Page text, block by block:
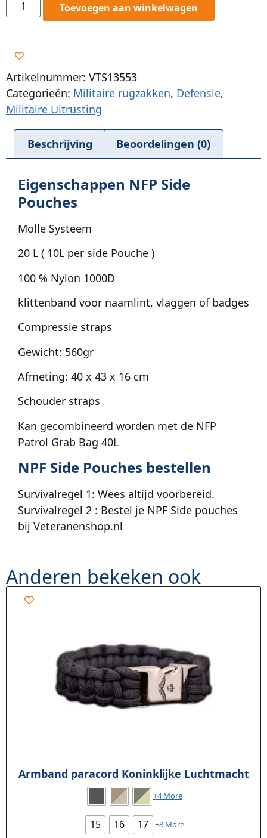
Toevoegen aan winkelwagen
Artikelnummer: VTS13553
Categorieën: Militaire rugzakken, Defensie,
Militaire Uitrusting
Beschrijving Beoordelingen (0)
Eigenschappen NFP Side
Pouches
Molle Systeem
20 L ( 10L per side Pouche )
100 % Nylon 1000D
klittenband voor naamlint, vlaggen of badges
Compressie straps
Gewicht: 560gr
Afmeting: 40 x 43 x 16 cm
Schouder straps
Kan gecombineerd worden met de NFP
Patrol Grab Bag 40L
NPF Side Pouches bestellen
Survivalregel 1: Wees altijd voorbereid.
Survivalregel 2 : Bestel je NPF Side pouches
bij Veteranenshop.nl
Anderen bekeken ook
Armband paracord Koninklijke Luchtmacht
+4 More
15 16 17 +8 More